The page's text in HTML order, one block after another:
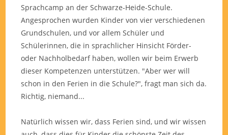
Sprachcamp an der Schwarze-Heide-Schule.
Angesprochen wurden Kinder von vier verschiedenen
Grundschulen, und vor allem Schüler und
Schülerinnen, die in sprachlicher Hinsicht Förder-
oder Nachholbedarf haben, wollen wir beim Erwerb
dieser Kompetenzen unterstützen. "Aber wer will
schon in den Ferien in die Schule?", fragt man sich da.
Richtig, niemand...
Natürlich wissen wir, dass Ferien sind, und wir wissen